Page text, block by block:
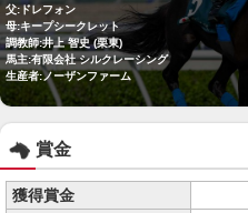
父:ドレフォン
母:キープシークレット
調教師:井上 智史 (栗東)
馬主:有限会社 シルクレーシング
生産者:ノーザンファーム
賞金
獲得賞金